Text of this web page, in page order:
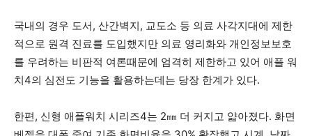
국내의 경우 도서, 산간벽지, 교도소 등 의료 사각지대에 제한
적으로 원격 진료를 도입했지만 의료 영리화와 개인정보보호
를 우려하는 비판적 여론때문에 엄격히 제한하고 있어 애플 워
치4의 심전도 기능을 활용하는데는 당장 한계가 있다.
한편, 신형 애플워치 시리즈4는 2㎜ 더 커지고 얇아졌다. 화면